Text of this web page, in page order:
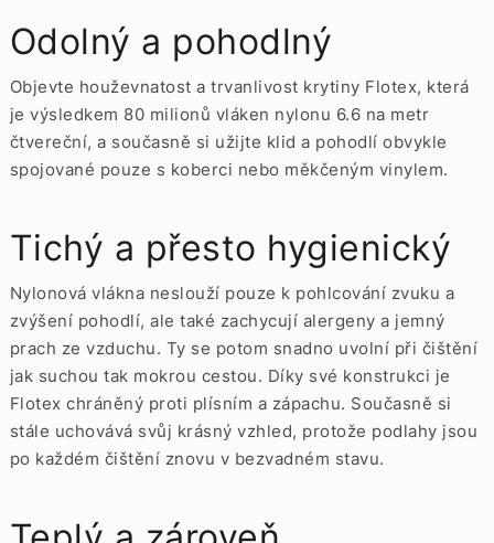
Odolný a pohodlný
Objevte houževnatost a trvanlivost krytiny Flotex, která
je výsledkem 80 milionů vláken nylonu 6.6 na metr
čtvereční, a současně si užijte klid a pohodlí obvykle
spojované pouze s koberci nebo měkčeným vinylem.
Tichý a přesto hygienický
Nylonová vlákna neslouží pouze k pohlcování zvuku a
zvýšení pohodlí, ale také zachycují alergeny a jemný
prach ze vzduchu. Ty se potom snadno uvolní při čištění
jak suchou tak mokrou cestou. Díky své konstrukci je
Flotex chráněný proti plísním a zápachu. Současně si
stále uchovává svůj krásný vzhled, protože podlahy jsou
po každém čištění znovu v bezvadném stavu.